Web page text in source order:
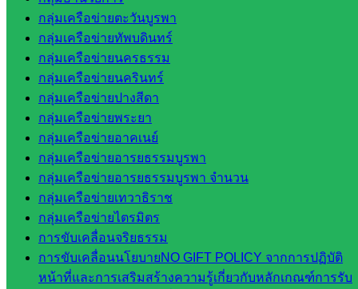
กลุ่มเครือข่ายตะวันบูรพา
กลุ่มเครือข่ายทัพบดินทร์
กลุ่มเครือข่ายนครธรรม
กลุ่มเครือข่ายนครินทร์
กลุ่มเครือข่ายปางสีดา
กลุ่มเครือข่ายพระยา
กลุ่มเครือข่ายอาคเนย์
กลุ่มเครือข่ายอารยธรรมบูรพา
กลุ่มเครือข่ายอารยธรรมบูรพา จำนวน
กลุ่มเครือข่ายเทวาธิราช
กลุ่มเครือข่ายไตรมิตร
การขับเคลื่อนจริยธรรม
การขับเคลื่อนนโยบายNO GIFT POLICY จากการปฏิบัติ
หน้าที่และการเสริมสร้างความรู้เกี่ยวกับหลักเกณฑ์การรับ
กศน.สระแก้ว
เว็บไซต์
กลุ่มงาน
ใน
สำนักงาน
กลุ่
มอำนวย
การ
กลุ่ม
บริหาร